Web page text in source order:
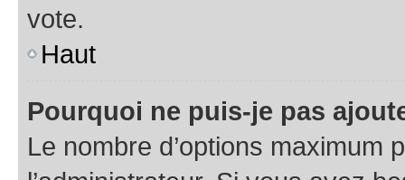
vote.
Haut
Pourquoi ne puis-je pas
Le nombre d’options maximum